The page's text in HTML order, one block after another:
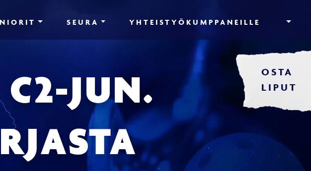
SEURA YHTEISTYÖKUMPPANEILLE
OSTA
LIPUT
JUN.